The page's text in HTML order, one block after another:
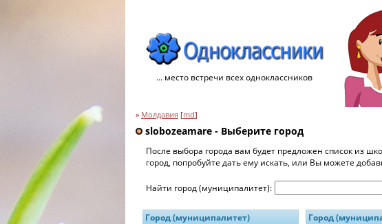
... место встречи всех одноклассников
» Молдавия [md]
slobozeamare - Выберите город
После выбора города вам будет предложен список из
город, попробуйте дать ему искать, или Вы можете
Найти город (муниципалитет):
Город (муниципалитет)
Город